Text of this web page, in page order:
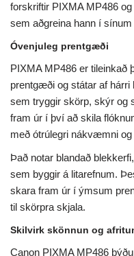
forskriftir PIXMA MP486
sem aðgreina hann í sínum
Óvenjuleg prentgæði
PIXMA MP486 er tileinkað
prentgæði og státar af hárri
sem tryggir skörp, skýr og
fram úr í því að skila
með ótrúlegri nákvæmni
Það notar blandað
sem byggir á litarefnum.
skara fram úr í ýmsum
til skörpra skjala.
Skilvirk skönnun og
Canon PIXMA MP486